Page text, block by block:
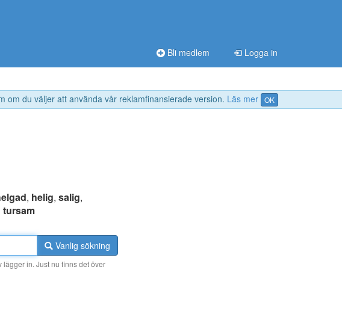
om du väljer att använda vår reklamfinansierade version. Läs mer OK
Bli medlem Logga in
, helig, salig,
tursam
Vanlig sökning
in. Just nu finns det över